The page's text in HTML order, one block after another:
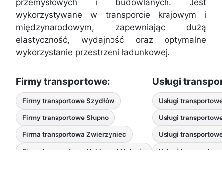
przemysłowych i budowlanych. Jest
wykorzystywane w transporcie krajowym i
międzynarodowym, zapewniając dużą
elastyczność, wydajność oraz optymalne
wykorzystanie przestrzeni ładunkowej.
Firmy transportowe:
Firmy transportowe Szydłów
Firmy transportowe Słupno
Firma transportowa Zwierzyniec
Firmy transportowe Nakło nad Notecią
Usługi
Usługi
Usługi
Usługi
Usługi